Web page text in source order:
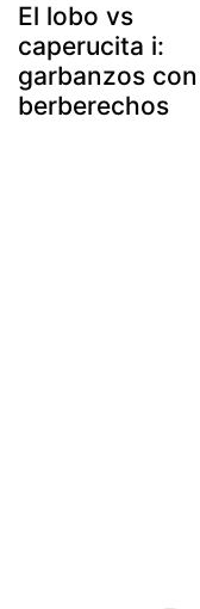
El lobo vs
caperucita i:
garbanzos con
berberechos